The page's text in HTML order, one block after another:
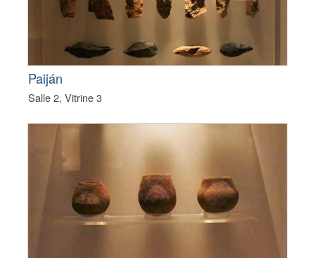
Paiján
Salle 2, Vitrine 3